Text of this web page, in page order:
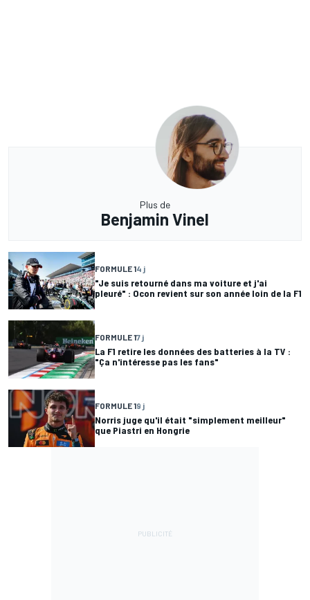
Plus de
Benjamin Vinel
FORMULE 14 j
"Je suis retourné dans ma voiture et j'ai
pleuré" : Ocon revient sur son année loin de la F1
FORMULE 17 j
La F1 retire les données des batteries à la TV :
"Ça n'intéresse pas les fans"
FORMULE 19 j
Norris juge qu'il était "simplement meilleur"
que Piastri en Hongrie